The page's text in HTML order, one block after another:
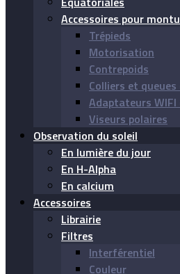
Accessoires pour
Trépieds
Motorisation
Contrepoids
Colliers et queues
Adaptateurs WIFI
Viseurs polaires
Observation du soleil
En lumière du jour
En H-Alpha
En calcium
Accessoires
Librairie
Filtres
Interférentiel
Couleur